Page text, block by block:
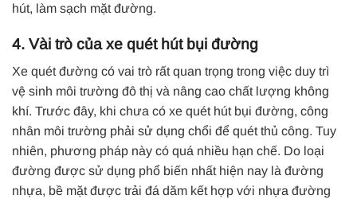
hút, làm sạch mặt đường.
4. Vài trò của xe quét hút bụi đường
Xe quét đường có vai trò rất quan trọng trong việc duy trì
vệ sinh môi trường đô thị và nâng cao chất lượng không
khí. Trước đây, khi chưa có xe quét hút bụi đường, công
nhân môi trường phải sử dụng chổi để quét thủ công. Tuy
nhiên, phương pháp này có quá nhiều hạn chế. Do loại
đường được sử dụng phổ biến nhất hiện nay là đường
nhựa, bề mặt được trải đá dăm kết hợp với nhựa đường